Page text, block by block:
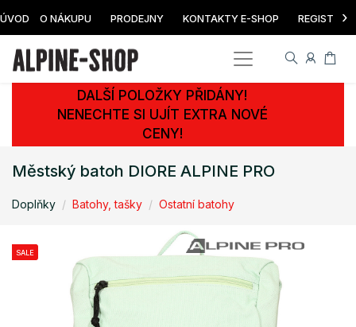
ÚVOD O NÁKUPU PRODEJNY KONTAKTY E-SHOP ›
DALŠÍ POLOŽKY PŘIDÁNY!
NENECHTE SI UJÍT EXTRA NOVÉ
CENY!
Městský batoh DIORE ALPINE PRO
Doplňky Batohy, tašky Ostatní batohy
SALE